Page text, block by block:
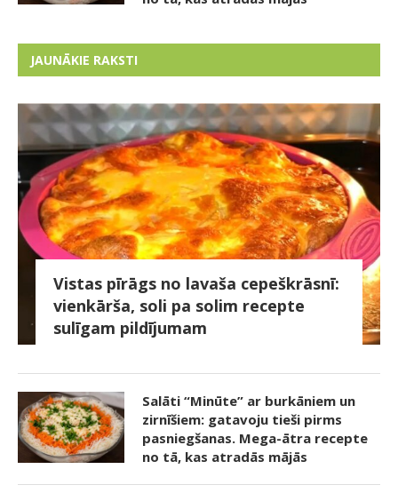
JAUNĀKIE RAKSTI
Vistas pīrāgs no lavaša cepeškrāsnī:
vienkārša, soli pa solim recepte
sulīgam pildījumam
Salāti “Minūte” ar burkāniem un
zirnīšiem: gatavoju tieši pirms
pasniegšanas. Mega-ātra recepte
no tā, kas atradās mājās